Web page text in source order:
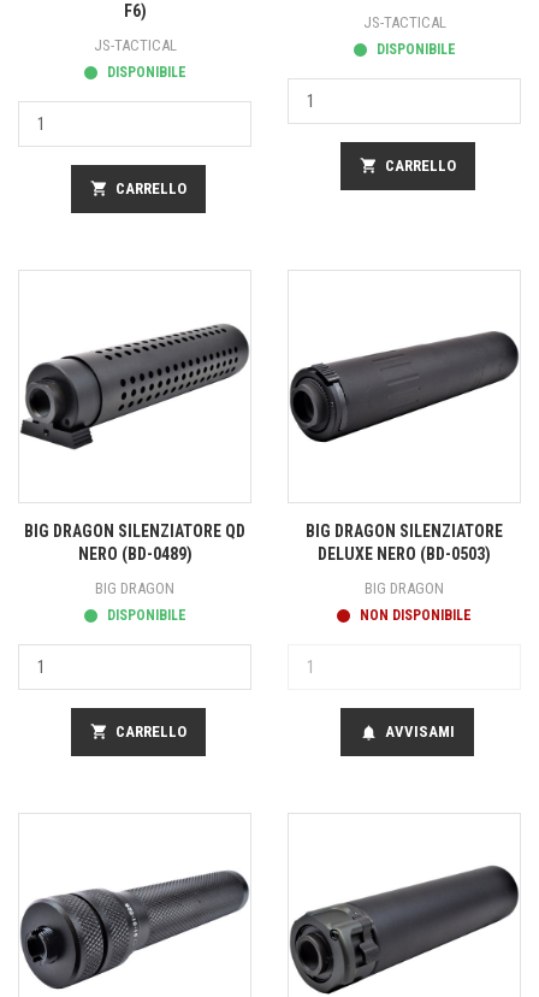
F6)
JS-TACTICAL
DISPONIBILE
shopping_cart CARRELLO
JS-TACTICAL
DISPONIBILE
shopping_cart CARRELLO
BIG DRAGON SILENZIATORE QD
NERO (BD-0489)
BIG DRAGON
DISPONIBILE
shopping_cart CARRELLO
BIG DRAGON SILENZIATORE
DELUXE NERO (BD-0503)
BIG DRAGON
NON DISPONIBILE
notifications AVVISAMI